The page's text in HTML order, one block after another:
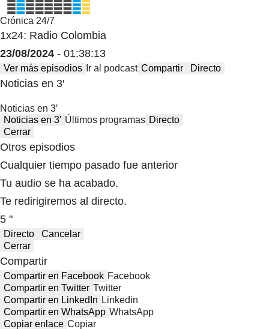
Crónica 24/7
1x24: Radio Colombia
23/08/2024 - 01:38:13
Ver más episodios Ir al podcast Compartir Directo
Noticias en 3′
Noticias en 3′
Noticias en 3′ Últimos programas Directo
Cerrar
Otros episodios
Cualquier tiempo pasado fue anterior
Tu audio se ha acabado.
Te redirigiremos al directo.
5 "
Directo
Cancelar
Cerrar
Compartir
Compartir en Facebook Facebook
Compartir en Twitter Twitter
Compartir en LinkedIn Linkedin
Compartir en WhatsApp WhatsApp
Copiar enlace Copiar